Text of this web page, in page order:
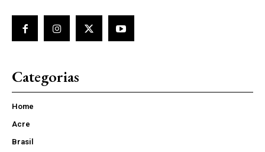
Categorias
Home
Acre
Brasil